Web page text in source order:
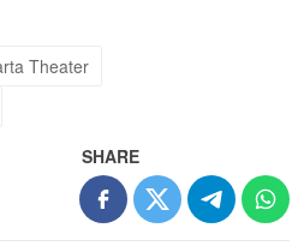
Theater
SHARE